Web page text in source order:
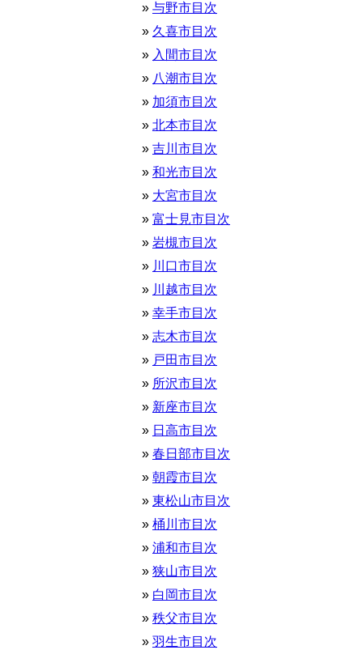
与野市目次
久喜市目次
入間市目次
八潮市目次
加須市目次
北本市目次
吉川市目次
和光市目次
大宮市目次
富士見市目次
岩槻市目次
川口市目次
川越市目次
幸手市目次
志木市目次
戸田市目次
所沢市目次
新座市目次
日高市目次
春日部市目次
朝霞市目次
東松山市目次
桶川市目次
浦和市目次
狭山市目次
白岡市目次
秩父市目次
羽生市目次